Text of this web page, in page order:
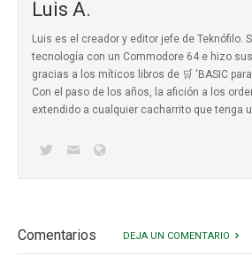
Luis A.
Luis es el creador y editor jefe de Teknófilo.
tecnología con un Commodore 64 e hizo
gracias a los míticos libros de 🛒 'BASIC
Con el paso de los años, la afición a los
extendido a cualquier cacharrito que tenga
Comentarios DEJA UN COMENTARIO